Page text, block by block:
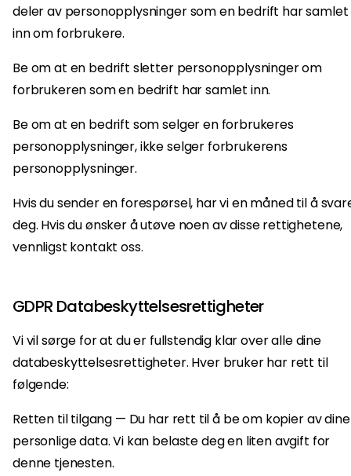
deler av personopplysninger som en bedrift har samlet
inn om forbrukere.
Be om at en bedrift sletter personopplysninger om
forbrukeren som en bedrift har samlet inn.
Be om at en bedrift som selger en forbrukeres
personopplysninger, ikke selger forbrukerens
personopplysninger.
Hvis du sender en forespørsel, har vi en måned til å
deg. Hvis du ønsker å utøve noen av disse rettighetene,
vennligst kontakt oss.
GDPR Databeskyttelsesrettigheter
Vi vil sørge for at du er fullstendig klar over alle dine
databeskyttelsesrettigheter. Hver bruker har rett til
følgende:
Retten til tilgang — Du har rett til å be om kopier av dine
personlige data. Vi kan belaste deg en liten avgift for
denne tjenesten.